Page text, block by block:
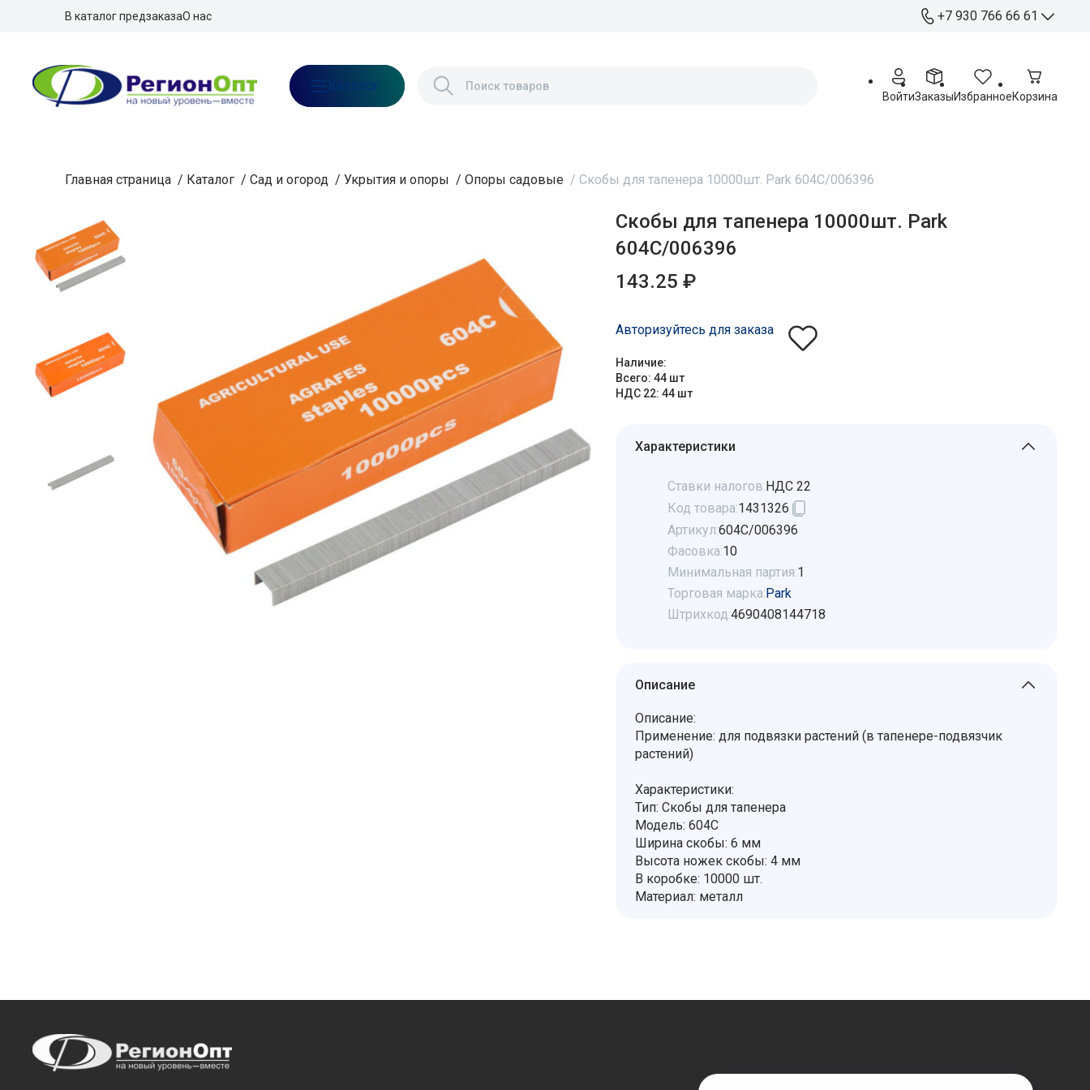
В каталог предзаказаО нас +7 930 766 66 61
Отдел продаж
+ 7 920 263 76 54
Распределительный
Каталог
ВойтиЗаказыИзбранноеКорзина
Главная страница / Каталог / Сад и огород / Укрытия и опоры / Опоры садовые / Скобы для тапенера 10000шт. Park 604C/006396
Скобы для тапенера 10000шт. Park
604C/006396
143.25 ₽
Авторизуйтесь для заказа
Наличие:
Всего: 44 шт
НДС 22: 44 шт
Характеристики
Ставки налогов:НДС 22
Код товара:1431326
Артикул:604C/006396
Фасовка:10
Минимальная партия:1
Торговая марка:Park
Штрихкод:4690408144718
Описание
Описание:
Применение: для подвязки растений (в тапенере-подвязчик
растений)
Характеристики:
Тип: Скобы для тапенера
Модель: 604C
Ширина скобы: 6 мм
Высота ножек скобы: 4 мм
В коробке: 10000 шт.
Материал: металл